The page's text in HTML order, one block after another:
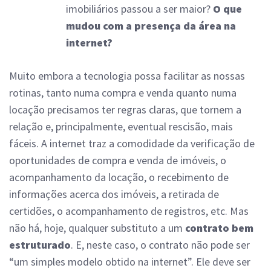
imobiliários passou a ser maior? O que
mudou com a presença da área na
internet?
Muito embora a tecnologia possa facilitar as nossas
rotinas, tanto numa compra e venda quanto numa
locação precisamos ter regras claras, que tornem a
relação e, principalmente, eventual rescisão, mais
fáceis. A internet traz a comodidade da verificação de
oportunidades de compra e venda de imóveis, o
acompanhamento da locação, o recebimento de
informações acerca dos imóveis, a retirada de
certidões, o acompanhamento de registros, etc. Mas
não há, hoje, qualquer substituto a um contrato bem
estruturado. E, neste caso, o contrato não pode ser
“um simples modelo obtido na internet”. Ele deve ser